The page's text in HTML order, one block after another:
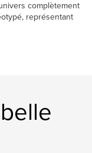
complètement
représentant